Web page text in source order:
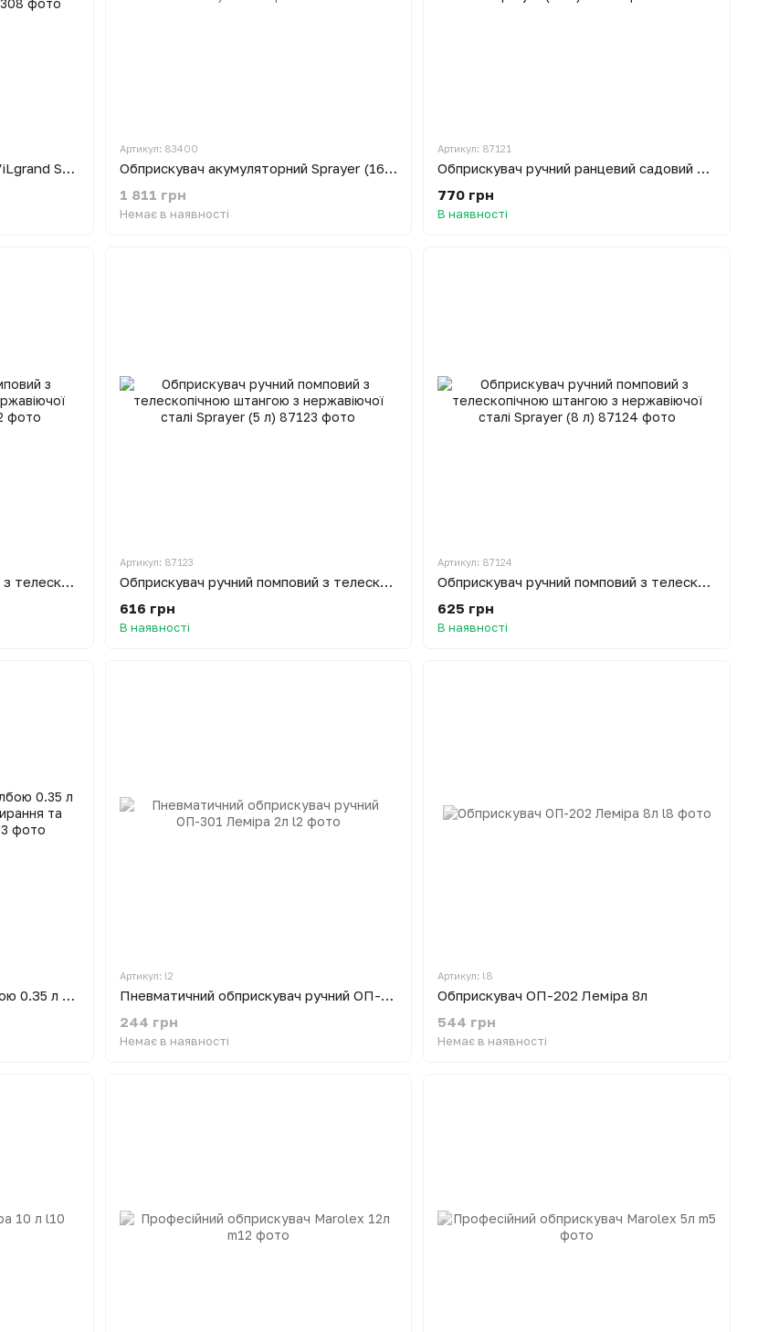
Обприскувач акумуляторний ViLgrand SGA-16RP2 (12 В; регулятор потужності; розсувна вудочка 96 см)
Артикул: 83400
Обприскувач акумуляторний Sprayer (16 л)
1 811 грн
Немає в наявності
Артикул: 87121
Обприскувач ручний ранцевий садовий Sprayer (16 л)
770 грн
В наявності
Обприскувач ручний помповий з телескопічною штангою з нержавіючої сталі Sprayer (10 л)
Артикул: 87123
Обприскувач ручний помповий з телескопічною штангою з нержавіючої сталі Sprayer (5 л)
616 грн
В наявності
Артикул: 87124
Обприскувач ручний помповий з телескопічною штангою з нержавіючої сталі Sprayer (8 л)
625 грн
В наявності
Пульверизатор ручний з колбою 0.35 л для поливання рослин, прибирання та догляд за будинком
Артикул: l2
Пневматичний обприскувач ручний ОП-301 Леміра 2л
244 грн
Немає в наявності
Артикул: l8
Обприскувач ОП-202 Леміра 8л
544 грн
Немає в наявності